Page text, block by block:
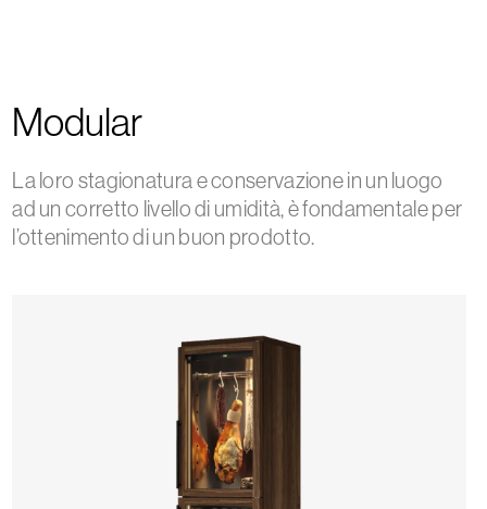
Modular
La loro stagionatura e conservazione in un luogo
ad un corretto livello di umidità, è fondamentale per
l’ottenimento di un buon prodotto.